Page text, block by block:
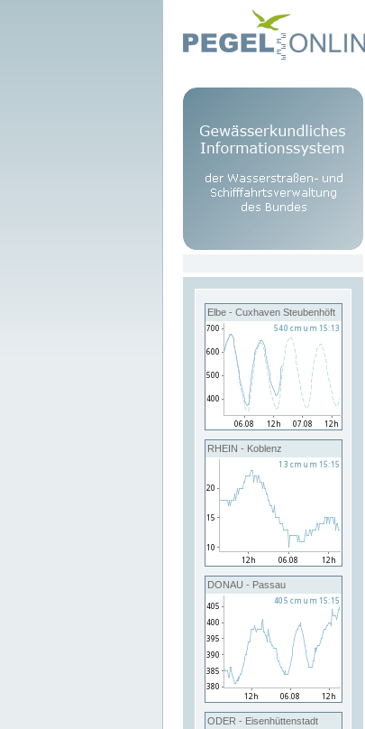
Elbe - Cuxhaven Steubenhöft
RHEIN - Koblenz
DONAU - Passau
ODER - Eisenhüttenstadt